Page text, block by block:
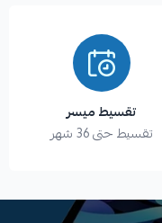
تقسيط ميسر
تقسيط حتى 36 شهر